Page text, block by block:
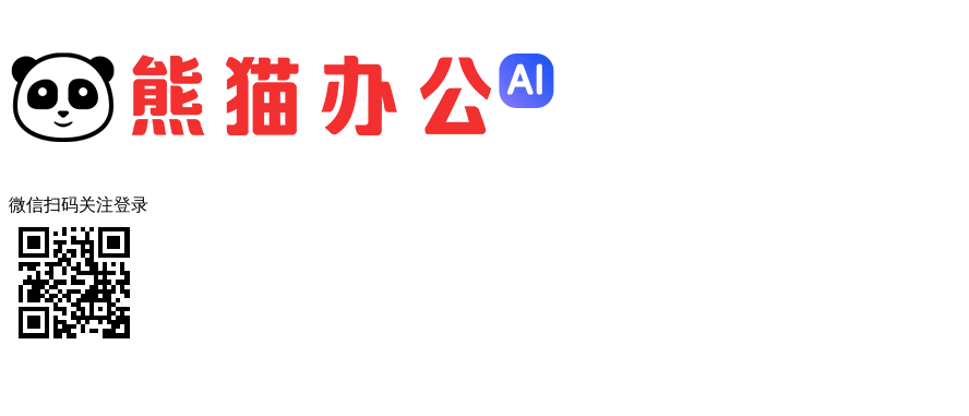
微信扫码关注登录